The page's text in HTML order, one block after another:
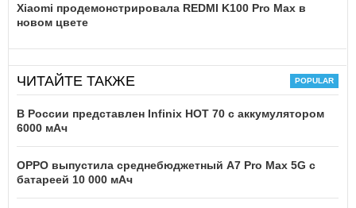
Xiaomi продемонстрировала REDMI K100 Pro Max в
новом цвете
ЧИТАЙТЕ ТАКЖЕ
В России представлен Infinix HOT 70 с аккумулятором
6000 мАч
OPPO выпустила среднебюджетный A7 Pro Max 5G с
батареей 10 000 мАч